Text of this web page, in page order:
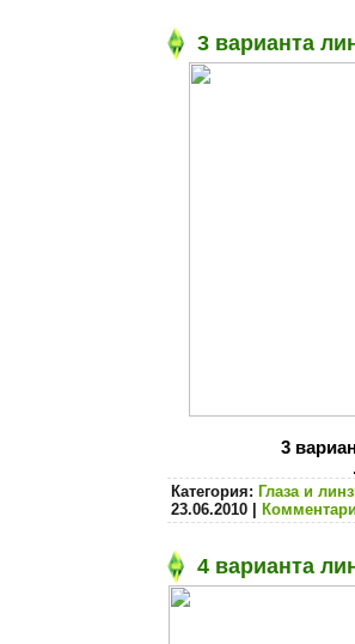
3 варианта
3
Категория: Глаза и
23.06.2010
4 варианта